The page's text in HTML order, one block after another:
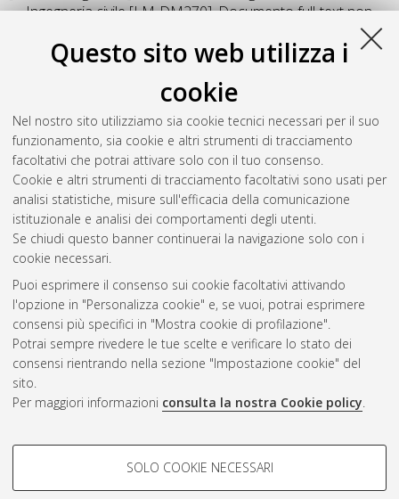
Questo sito web utilizza i
cookie
Nel nostro sito utilizziamo sia cookie tecnici necessari per il suo
funzionamento, sia cookie e altri strumenti di tracciamento
facoltativi che potrai attivare solo con il tuo consenso.
Cookie e altri strumenti di tracciamento facoltativi sono usati per
analisi statistiche, misure sull'efficacia della comunicazione
istituzionale e analisi dei comportamenti degli utenti.
Se chiudi questo banner continuerai la navigazione solo con i
cookie necessari.
Puoi esprimere il consenso sui cookie facoltativi attivando
l'opzione in "Personalizza cookie" e, se vuoi, potrai esprimere
consensi più specifici in "Mostra cookie di profilazione".
Potrai sempre rivedere le tue scelte e verificare lo stato dei
consensi rientrando nella sezione "Impostazione cookie" del
sito.
Per maggiori informazioni consulta la nostra Cookie policy.
COOKIE DI PROFILAZIONE -
SOLO COOKIE NECESSARI
Ingegneria civile [LM-DM270], Documento full-text non
Salva citazione
Condividi
Il full-text non è disponibile per scelta dell'autore. (
Abstract
Altri metadati
Gestione del documento:
Atom
Rss 1.0
Rss 2.0
AMS Laurea
Impostazioni Cookie
Informativa sulla privacy
Condizioni d’uso del sito